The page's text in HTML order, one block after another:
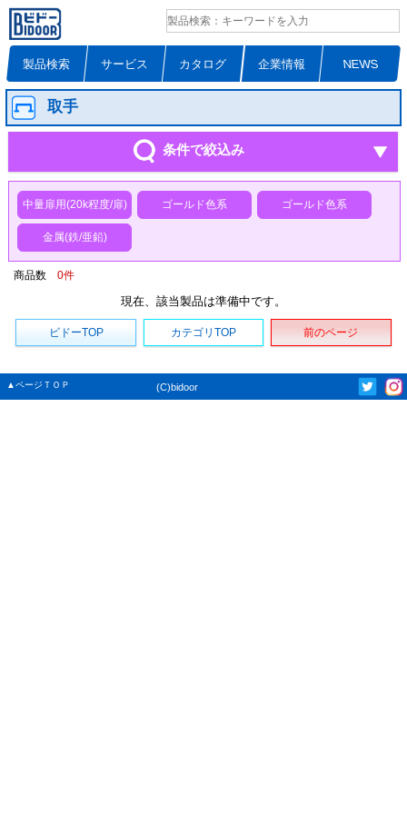
製品検索 サービス カタログ 企業情報 NEWS
取手
条件で絞込み
中量扉用(20k程度/扉) ゴールド色系 ゴールド色系
金属(鉄/亜鉛)
商品数 0件
現在、該当製品は準備中です。
ビドーTOP カテゴリTOP 前のページ
▲ページＴＯＰ (C)bidoor